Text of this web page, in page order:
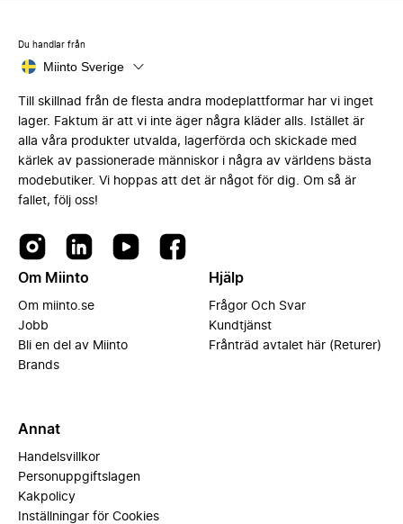
Du handlar från
Miinto Sverige
Till skillnad från de flesta andra modeplattformar har vi inget
lager. Faktum är att vi inte äger några kläder alls. Istället är
alla våra produkter utvalda, lagerförda och skickade med
kärlek av passionerade människor i några av världens bästa
modebutiker. Vi hoppas att det är något för dig. Om så är
fallet, följ oss!
Om Miinto
Om miinto.se
Jobb
Bli en del av Miinto
Brands
Hjälp
Frågor Och Svar
Kundtjänst
Frånträd avtalet här (Returer)
Annat
Handelsvillkor
Personuppgiftslagen
Kakpolicy
Inställningar för Cookies